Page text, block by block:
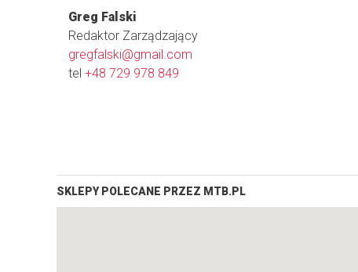
Greg Falski
Redaktor Zarządzający
gregfalski@gmail.com
tel +48 729 978 849
SKLEPY POLECANE PRZEZ MTB.PL